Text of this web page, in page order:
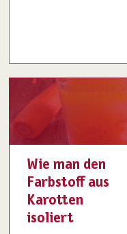
Wie man den
Farbstoff aus
Karotten
isoliert